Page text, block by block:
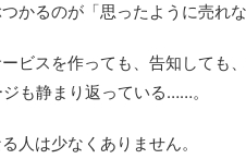
かるのが「思ったように売れ
ビスを作っても、告知しても
も静まり返っている……。
人は少なくありません。